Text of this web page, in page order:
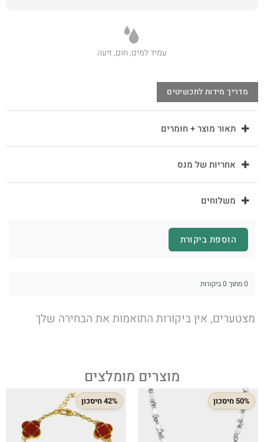
עמיד למים, חום, זיעה
מדריך מידות לתכשיטים
תאור מוצר + חומרים
אחריות של מנס
משלוחים
הוספת ביקורת
0 מתוך 0 ביקורות
מצטערים, אין ביקורות התואמות את הבחירה שלך
מוצרים מומלצים
50% חיסכון 42% חיסכון